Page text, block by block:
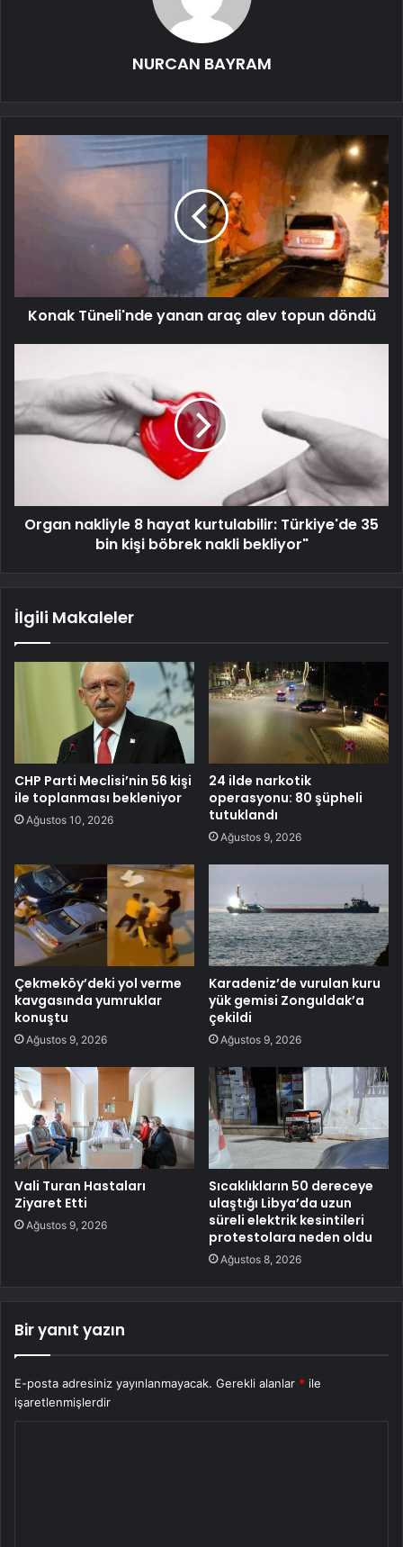
NURCAN BAYRAM
Konak Tüneli'nde yanan araç alev topun döndü
Organ nakliyle 8 hayat kurtulabilir: Türkiye'de 35
bin kişi böbrek nakli bekliyor"
İlgili Makaleler
CHP Parti Meclisi’nin 56 kişi
ile toplanması bekleniyor
Ağustos 10, 2026
24 ilde narkotik
operasyonu: 80 şüpheli
tutuklandı
Ağustos 9, 2026
Çekmeköy’deki yol verme
kavgasında yumruklar
konuştu
Ağustos 9, 2026
Karadeniz’de vurulan kuru
yük gemisi Zonguldak’a
çekildi
Ağustos 9, 2026
Vali Turan Hastaları
Ziyaret Etti
Ağustos 9, 2026
Sıcaklıkların 50 dereceye
ulaştığı Libya’da uzun
süreli elektrik kesintileri
protestolara neden oldu
Ağustos 8, 2026
Bir yanıt yazın
E-posta adresiniz yayınlanmayacak. Gerekli alanlar * ile
işaretlenmişlerdir